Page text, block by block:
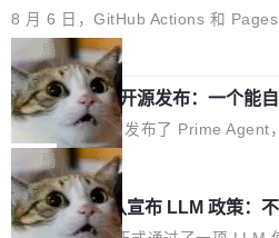
026 的读者：「看了篇 ...
认为最重要的一个——复杂度恰到好
驱动你去学 CuTe，但还没被那些"邪
er++ 优化所淹没，足够容易修改和适
键的是 FA2 的持久性...
型智能设备的开发、连接与互联提供
也为产业链企业探索产品创新与商业
的空间。 8月14日，开源鸿蒙智能硬
（OHDD：OpenHarmony Hardware
r Day）将在杭州启航。活动面向智能
链企业和开发者，邀请行业专家与资
问，围绕开源鸿蒙技术能力、设备适
配、功耗与稳定性调优、兼容性测评
等内容展开系统讲解和实战交流，帮
8 月 6 日，GitHub Actions 和 Pages
模服务降级，Actions 完全不可用超
webhook 停发，连自托管 runner 也
障无法工作。Pages、Copilot code
opilot coding agent 全部受影响。从
恢复，大约 12 小时。 这是 2026 年
起事故，其中四起与 AI/Copilot 服务
Hub 员工 kdaigle 在 HN 讨论中贴出
据：2025 年全年 10 亿次 commit。
局
Prime Agent 开源发布：一个能
进的编程 Agent，ARC-AGI 3 超
专家基线
Prime Intellect 发布了 Prime Agent
的编程 Agent Harness，核心设计围
象：Recursive Language Model（
ontinual Harness。在 ARC-AGI 3 基
局
Rust 项目团队宣布 LLM 政策：
止，但你要承认哪些代码不是你